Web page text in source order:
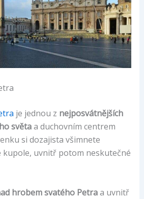
je jednou z nejposvátnějších
světaa duchovním centrem
si dozajista všimnete
kupole, uvnitř potom neskutečné
hrobem svatého Petraa uvnitř